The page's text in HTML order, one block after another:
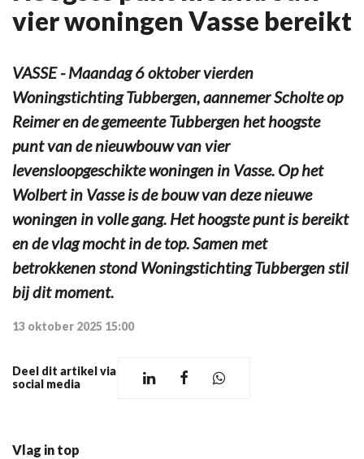
vier woningen Vasse bereikt
VASSE - Maandag 6 oktober vierden
Woningstichting Tubbergen, aannemer Scholte op
Reimer en de gemeente Tubbergen het hoogste
punt van de nieuwbouw van vier
levensloopgeschikte woningen in Vasse. Op het
Wolbert in Vasse is de bouw van deze nieuwe
woningen in volle gang. Het hoogste punt is bereikt
en de vlag mocht in de top. Samen met
betrokkenen stond Woningstichting Tubbergen stil
bij dit moment.
13 oktober 2025 15:00
Deel dit artikel via
social media
Vlag in top